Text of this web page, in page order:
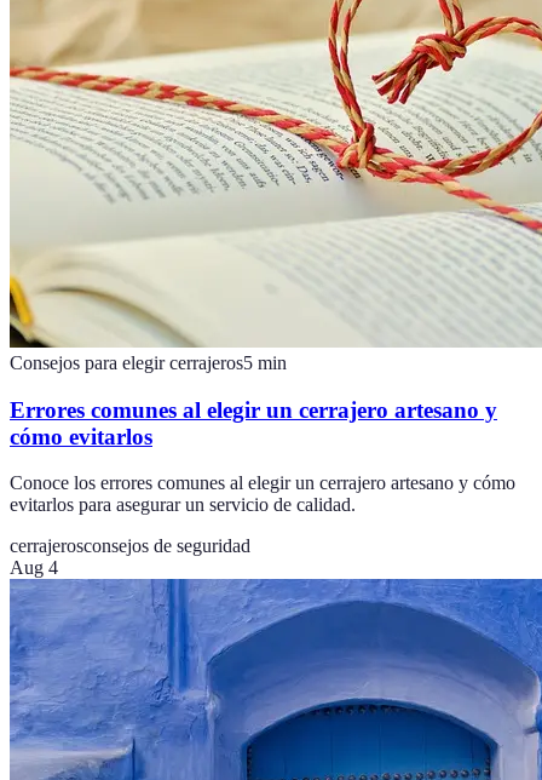
Consejos para elegir cerrajeros5 min
Errores comunes al elegir un cerrajero artesano y
cómo evitarlos
Conoce los errores comunes al elegir un cerrajero artesano y cómo
evitarlos para asegurar un servicio de calidad.
cerrajerosconsejos de seguridad
Aug 4